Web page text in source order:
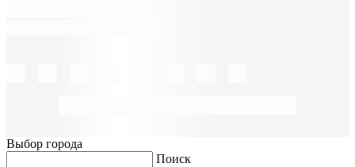
Выбор города
Поиск